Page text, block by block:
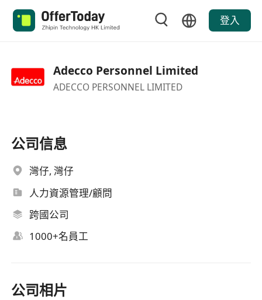
登入
Adecco Personnel Limited
ADECCO PERSONNEL LIMITED
公司信息
灣仔, 灣仔
人力資源管理/顧問
跨國公司
1000+名員工
公司相片